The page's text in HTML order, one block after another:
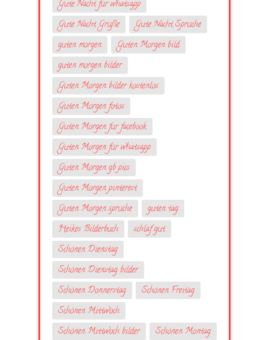
Gute Nacht für whatsapp
Gute Nacht Grüße
Gute Nacht Sprüche
guten morgen
Guten Morgen bild
guten morgen bilder
Guten Morgen bilder kostenlos
Guten Morgen fotos
Guten Morgen für facebook
Guten Morgen für whatsapp
Guten Morgen gb pics
Guten Morgen pinterest
Guten Morgen sprüche
guten tag
Heikes Bilderbuch
schlaf gut
Schönen Dienstag
Schönen Dienstag bilder
Schönen Donnerstag
Schönen Freitag
Schönen Mittwoch
Schönen Mittwoch bilder
Schönen Montag